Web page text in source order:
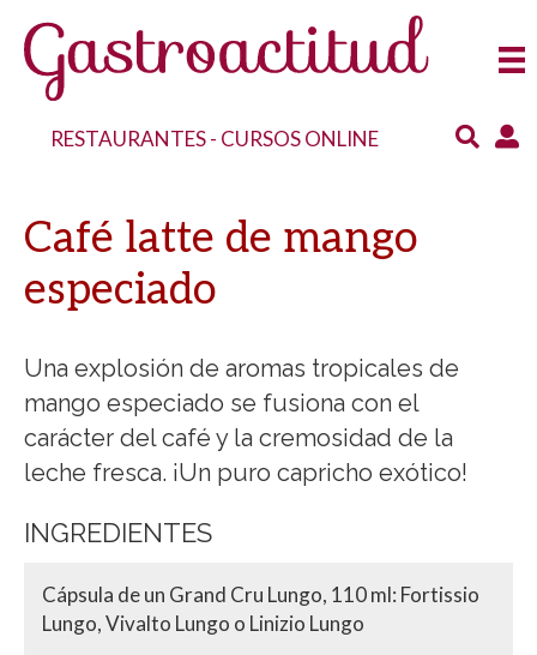
RESTAURANTES- CURSOS ONLINE
Café latte de mango
especiado
Una explosión de aromas tropicales de
mango especiado se fusiona con el
carácter del café y la cremosidad de la
leche fresca. ¡Un puro capricho exótico!
INGREDIENTES
Cápsula de un Grand Cru Lungo, 110 ml: Fortissio
Lungo, Vivalto Lungo o Linizio Lungo